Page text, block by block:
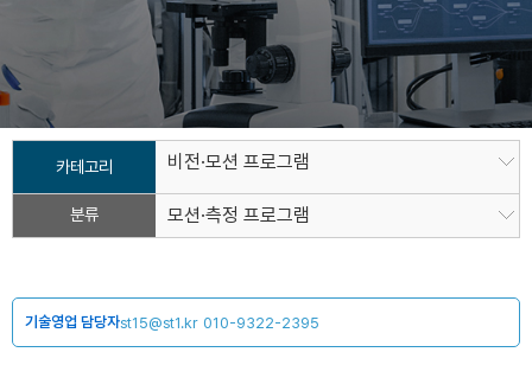
카테고리 비전·모션 프로그램
분류 모션·측정 프로그램
기술영업 담당자st15@st1.kr 010-9322-2395